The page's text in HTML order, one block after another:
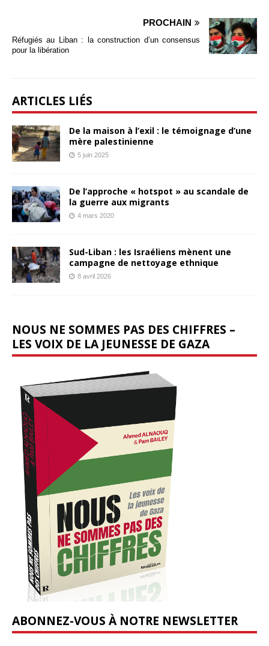
PROCHAIN
Réfugiés au Liban : la construction d’un consensus
pour la libération
ARTICLES LIÉS
De la maison à l’exil : le témoignage d’une
mère palestinienne
5 juin 2025
De l’approche « hotspot » au scandale de
la guerre aux migrants
4 mars 2020
Sud-Liban : les Israéliens mènent une
campagne de nettoyage ethnique
8 avril 2026
NOUS NE SOMMES PAS DES CHIFFRES –
LES VOIX DE LA JEUNESSE DE GAZA
ABONNEZ-VOUS À NOTRE NEWSLETTER